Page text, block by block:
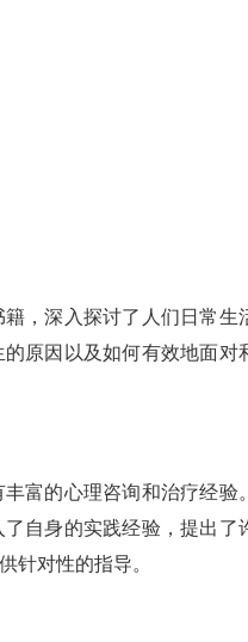
，深入探讨了人们日常生
原因以及如何有效地面对
富的心理咨询和治疗经验
自身的实践经验，提出了
针对性的指导。